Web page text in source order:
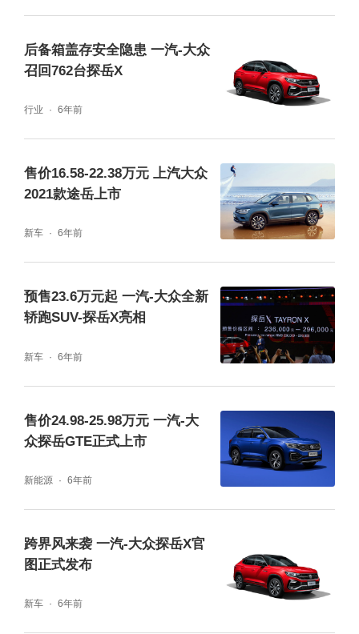
后备箱盖存安全隐患 一汽-大众
召回762台探岳X
行业 6年前
售价16.58-22.38万元 上汽大众
2021款途岳上市
新车 6年前
预售23.6万元起 一汽-大众全新
轿跑SUV-探岳X亮相
新车 6年前
售价24.98-25.98万元 一汽-大
众探岳GTE正式上市
新能源 6年前
跨界风来袭 一汽-大众探岳X官
图正式发布
新车 6年前